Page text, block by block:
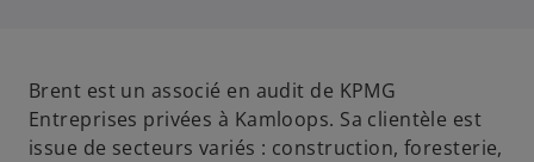
Brent est un associé en audit de KPMG
Entreprises privées à Kamloops. Sa clientèle est
issue de secteurs variés : construction, foresterie,